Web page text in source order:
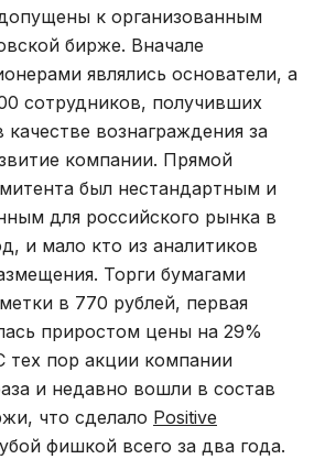
к организованным
бирже. Вначале
являлись основатели, а
сотрудников, получивших
вознаграждения за
компании. Прямой
был нестандартным и
для российского рынка в
и мало кто из аналитиков
Торги бумагами
в 770 рублей, первая
приростом цены на 29%
тех пор акции компании
и недавно вошли в состав
что сделало Positive
фишкой всего за два года.